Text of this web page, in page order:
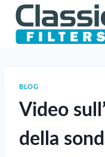
Salta
contenuto
BLOG
Video
della